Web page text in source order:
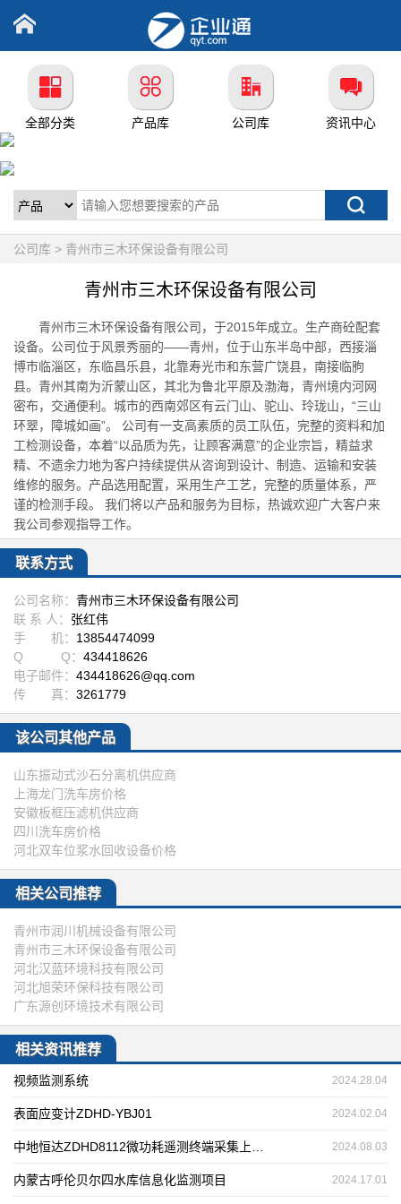
全部分类 产品库 公司库 资讯中心
公司库 > 青州市三木环保设备有限公司
青州市三木环保设备有限公司
青州市三木环保设备有限公司，于2015年成立。生产商砼配套
设备。公司位于风景秀丽的——青州，位于山东半岛中部，西接淄
博市临淄区，东临昌乐县，北靠寿光市和东营广饶县，南接临朐
县。青州其南为沂蒙山区，其北为鲁北平原及渤海，青州境内河网
密布，交通便利。城市的西南郊区有云门山、驼山、玲珑山，“三山
环翠，障城如画”。 公司有一支高素质的员工队伍，完整的资料和加
工检测设备，本着“以品质为先，让顾客满意”的企业宗旨，精益求
精、不遗余力地为客户持续提供从咨询到设计、制造、运输和安装
维修的服务。产品选用配置，采用生产工艺，完整的质量体系，严
谨的检测手段。 我们将以产品和服务为目标，热诚欢迎广大客户来
我公司参观指导工作。
联系方式
公司名称： 青州市三木环保设备有限公司
联 系 人： 张红伟
手 机： 13854474099
Q Q： 434418626
电子邮件： 434418626@qq.com
传 真： 3261779
该公司其他产品
山东振动式沙石分离机供应商
上海龙门洗车房价格
安徽板框压滤机供应商
四川洗车房价格
河北双车位浆水回收设备价格
相关公司推荐
青州市润川机械设备有限公司
青州市三木环保设备有限公司
河北汉蓝环境科技有限公司
河北旭荣环保科技有限公司
广东源创环境技术有限公司
相关资讯推荐
视频监测系统 2024.28.04
表面应变计ZDHD-YBJ01 2024.02.04
2024.08.03
内蒙古呼伦贝尔四水库信息化监测项目 2024.17.01